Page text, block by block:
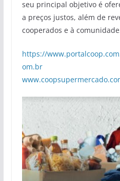
seu principal objetivo é
a preços justos, além de
cooperados e à
https://
om.br